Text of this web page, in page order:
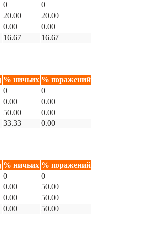
0
0
20.00
20.00
0.00
0.00
16.67 16.67
% ничьих % поражений
0
0
0.00
0.00
50.00
0.00
33.33 0.00
% ничьих % поражений
0
0
0.00
50.00
0.00
50.00
0.00 50.00